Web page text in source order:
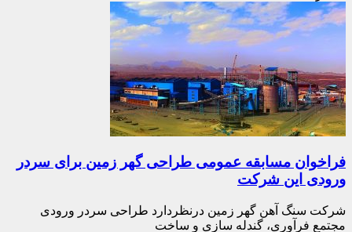
فراخوان مسابقه عمومی طراحی گهر زمین برای سردر
ورودی این شرکت
شرکت سنگ آهن گهر زمین درنظردارد طراحی سردر ورودی
مجتمع فرآوری، گندله سازی و ساخت